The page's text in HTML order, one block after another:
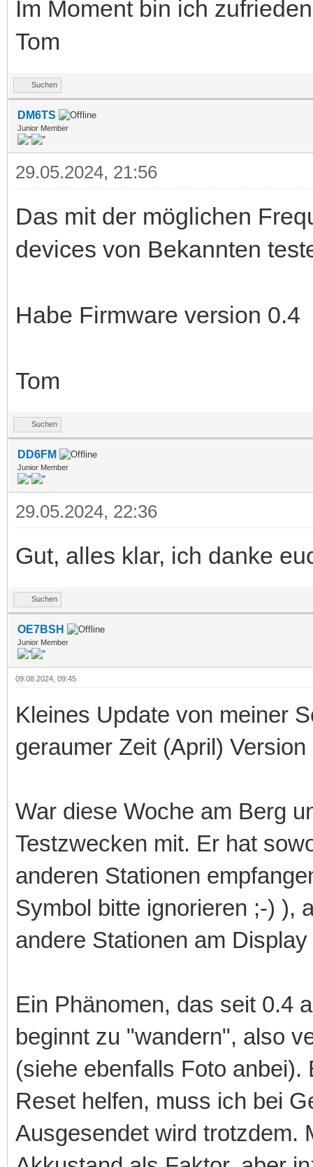
Im Moment bin ich
Tom
Suchen
DM6TS
Junior Member
29.05.2024, 21:56
Das mit der möglichen
devices von Bekannten
Habe Firmware version 0.4
Tom
Suchen
DD6FM
Junior Member
29.05.2024, 22:36
Gut, alles klar, ich danke
Suchen
OE7BSH
Junior Member
09.08.2024, 09:45
Kleines Update von meiner
geraumer Zeit (April)
War diese Woche am Berg
Testzwecken mit. Er hat
anderen Stationen
Symbol bitte ignorieren ;-) ),
andere Stationen am
Ein Phänomen, das seit 0.4
beginnt zu "wandern", also
(siehe ebenfalls Foto
Reset helfen, muss ich bei
Ausgesendet wird trotzdem.